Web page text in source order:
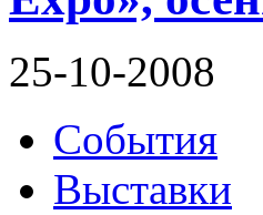
25-10-2008
События
Выставки